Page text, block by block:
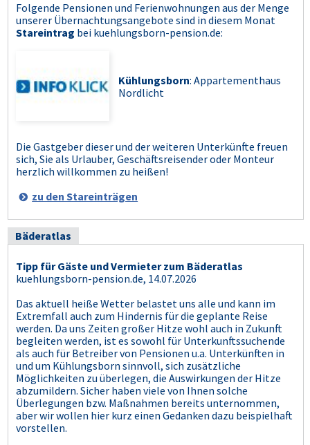
Folgende Pensionen und Ferienwohnungen aus der Menge
unserer Übernachtungsangebote sind in diesem Monat
Stareintrag bei kuehlungsborn-pension.de:
Kühlungsborn: Appartementhaus
Nordlicht
Die Gastgeber dieser und der weiteren Unterkünfte freuen
sich, Sie als Urlauber, Geschäftsreisender oder Monteur
herzlich willkommen zu heißen!
zu den Stareinträgen
Bäderatlas
Tipp für Gäste und Vermieter zum Bäderatlas
kuehlungsborn-pension.de, 14.07.2026
Das aktuell heiße Wetter belastet uns alle und kann im
Extremfall auch zum Hindernis für die geplante Reise
werden. Da uns Zeiten großer Hitze wohl auch in Zukunft
begleiten werden, ist es sowohl für Unterkunftssuchende
als auch für Betreiber von Pensionen u.a. Unterkünften in
und um Kühlungsborn sinnvoll, sich zusätzliche
Möglichkeiten zu überlegen, die Auswirkungen der Hitze
abzumildern. Sicher haben viele von Ihnen solche
Überlegungen bzw. Maßnahmen bereits unternommen,
aber wir wollen hier kurz einen Gedanken dazu beispielhaft
vorstellen.